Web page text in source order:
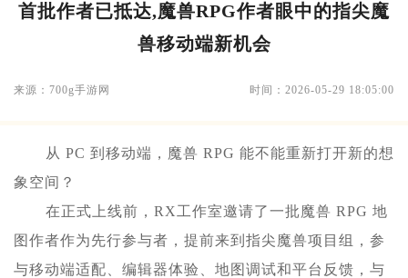
首批作者已抵达,魔兽RPG作者眼中的指尖魔
兽移动端新机会
来源：700g手游网 时间：2026-05-29 18:05:00
从 PC 到移动端，魔兽 RPG 能不能重新打开新的想
象空间？
在正式上线前，RX工作室邀请了一批魔兽 RPG 地
图作者作为先行参与者，提前来到指尖魔兽项目组，参
与移动端适配、编辑器体验、地图调试和平台反馈，与